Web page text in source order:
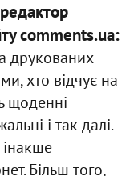
comments.ua:
друкованих
хто відчує на
щоденні
і так далі.
Більш того,